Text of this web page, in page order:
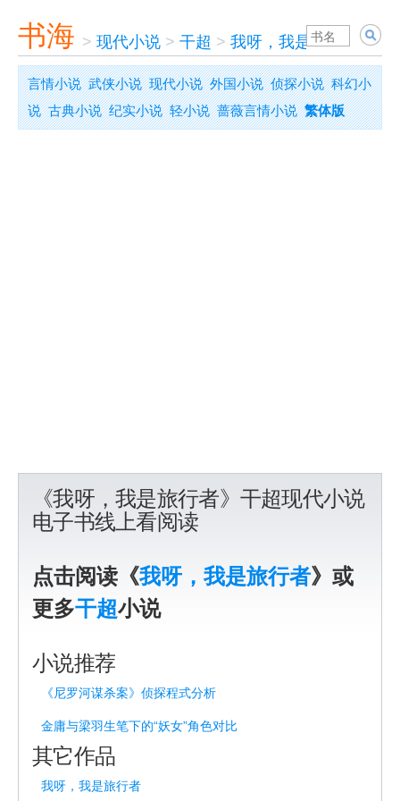
书海 > 现代小说 > 干超 > 我呀，我是旅行者
言情小说 武侠小说 现代小说 外国小说 侦探小说 科幻小
说 古典小说 纪实小说 轻小说 蔷薇言情小说 繁体版
《我呀，我是旅行者》干超现代小说
电子书线上看阅读
点击阅读《我呀，我是旅行者》或
更多干超小说
小说推荐
《尼罗河谋杀案》侦探程式分析
金庸与梁羽生笔下的“妖女”角色对比
其它作品
我呀，我是旅行者